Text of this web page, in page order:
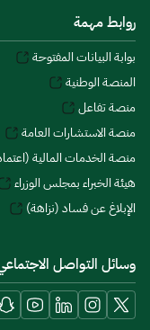
روابط مهمة
بوابة البيانات المفتوحة
المنصة الوطنية
منصة تفاعل
منصة الاستشارات العامة
منصة الخدمات المالية
هيئة الخبراء بمجلس الوزراء
الإبلاغ عن فساد (نزاهة)
وسائل التواصل